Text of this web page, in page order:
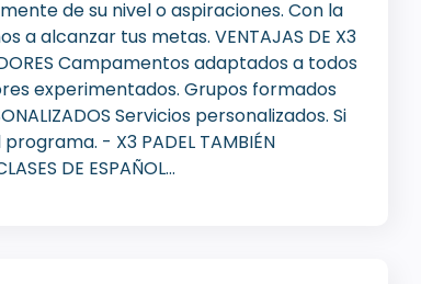
de su nivel o aspiraciones. Con la
alcanzar tus metas. VENTAJAS DE X3
Campamentos adaptados a todos
experimentados. Grupos formados
Servicios personalizados. Si
- X3 PADEL TAMBIÉN
DE ESPAÑOL...